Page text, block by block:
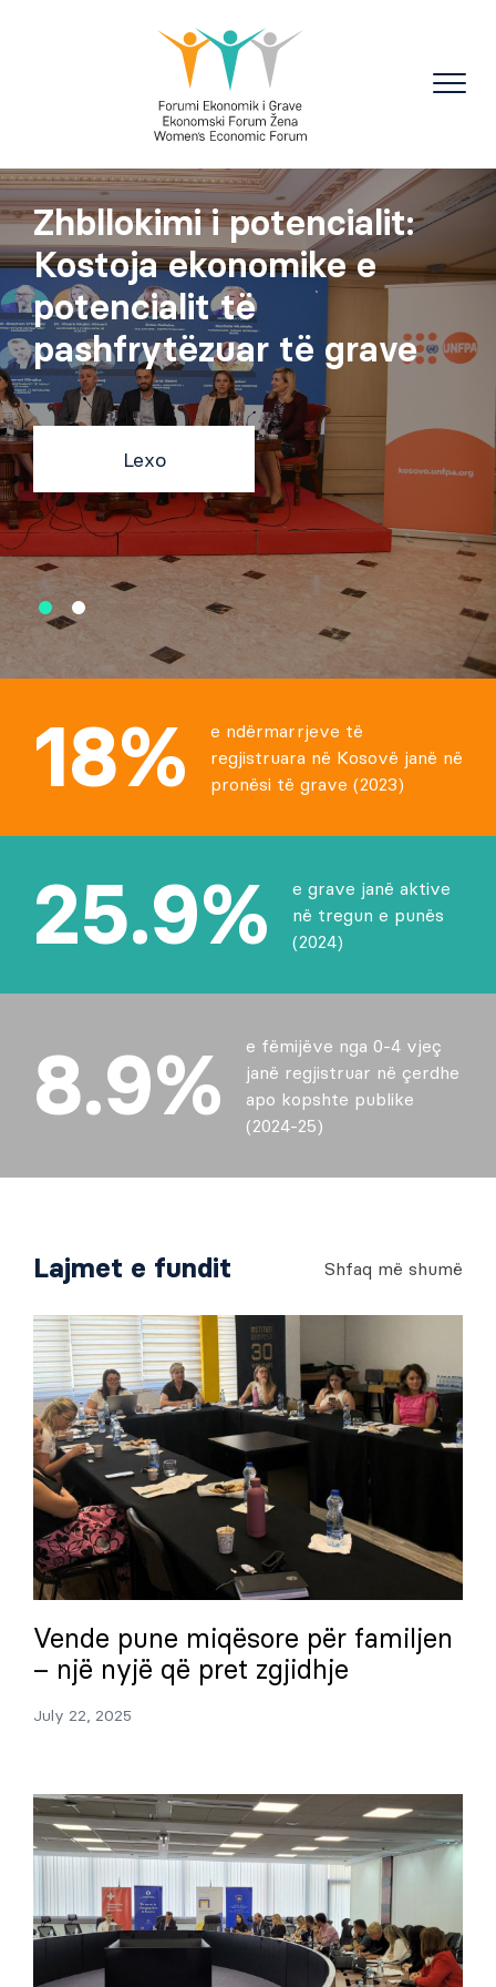
Zhbllokimi i potencialit:
Kostoja ekonomike e
potencialit të
pashfrytëzuar të grave
Lexo
18%
e ndërmarrjeve të
regjistruara në Kosovë janë në
pronësi të grave (2023)
25.9%
e grave janë aktive
në tregun e punës
(2024)
8.9%
e fëmijëve nga 0-4 vjeç
janë regjistruar në çerdhe
apo kopshte publike
(2024-25)
Lajmet e fundit Shfaq më shumë
Vende pune miqësore për familjen
– një nyjë që pret zgjidhje
July 22, 2025